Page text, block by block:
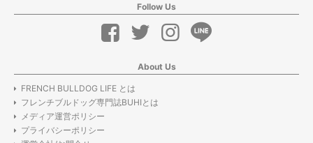
Follow Us
About Us
FRENCH BULLDOG LIFE とは
フレンチブルドッグ専門誌BUHIとは
メディア運営ポリシー
プライバシーポリシー